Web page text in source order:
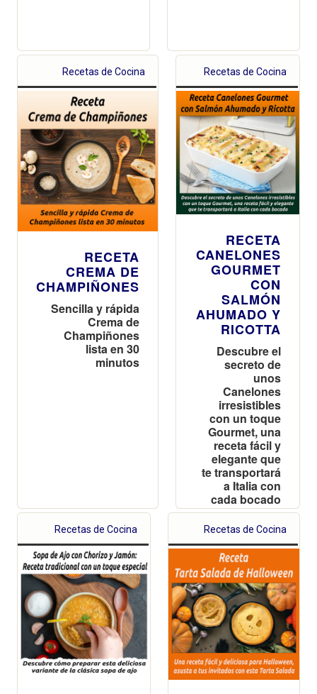
Recetas de Cocina
RECETA
CREMA DE
CHAMPIÑONES
Sencilla y rápida
Crema de
Champiñones
lista en 30
minutos
Recetas de Cocina
RECETA
CANELONES
GOURMET
CON
SALMÓN
AHUMADO Y
RICOTTA
Descubre el
secreto de
unos
Canelones
irresistibles
con un toque
Gourmet, una
receta fácil y
elegante que
te transportará
a Italia con
cada bocado
Recetas de Cocina Recetas de Cocina